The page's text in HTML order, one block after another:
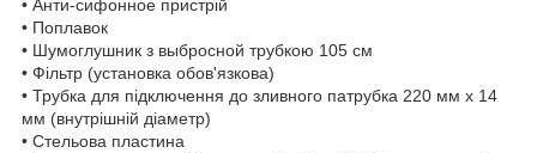
• Анти-сифонное пристрій
• Поплавок
• Шумоглушник з выбросной трубкою 105 см
• Фільтр (установка обов'язкова)
• Трубка для підключення до зливного патрубка 220 мм х 14
мм (внутрішній діаметр)
• Стельова пластина